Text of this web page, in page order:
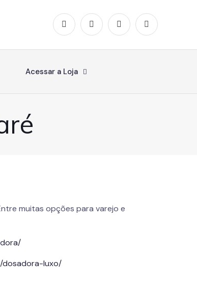
Acessar a Loja
muitas opções para varejo e
dosadora-luxo/